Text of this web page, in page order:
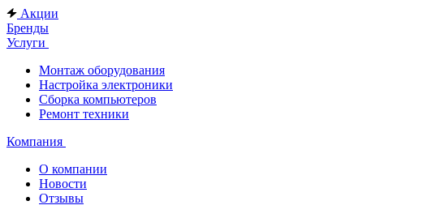
Акции
Бренды
Услуги
Монтаж оборудования
Настройка электроники
Сборка компьютеров
Ремонт техники
Компания
О компании
Новости
Отзывы